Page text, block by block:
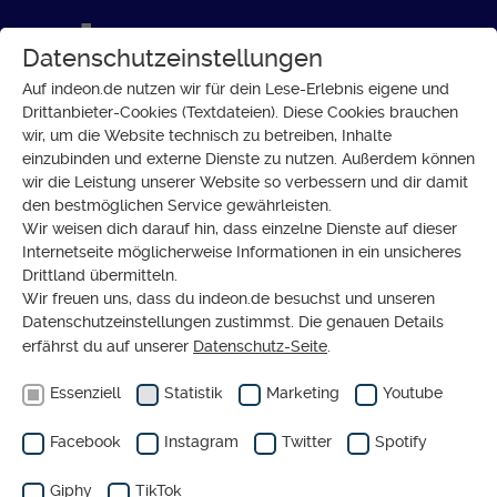
GESUNDHEIT
Schlaflos: Was tun, wenn der
Schlaf ausbleibt?
Datenschutzeinstellungen
Auf indeon.de nutzen wir für dein Lese-Erlebnis eigene und
Drittanbieter-Cookies (Textdateien). Diese Cookies brauchen
wir, um die Website technisch zu betreiben, Inhalte
einzubinden und externe Dienste zu nutzen. Außerdem können
wir die Leistung unserer Website so verbessern und dir damit
den bestmöglichen Service gewährleisten.
Wir weisen dich darauf hin, dass einzelne Dienste auf dieser
Internetseite möglicherweise Informationen in ein unsicheres
Drittland übermitteln.
Wir freuen uns, dass du indeon.de besuchst und unseren
Datenschutzeinstellungen zustimmst. Die genauen Details
erfährst du auf unserer Datenschutz-Seite
Essenziell Statistik Marketing Youtube
Facebook Instagram Twitter Spotify
Giphy TikTok